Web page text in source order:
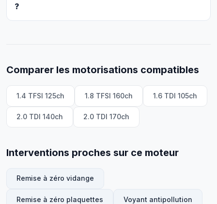
?
Comparer les motorisations compatibles
1.4 TFSI 125ch 1.8 TFSI 160ch 1.6 TDI 105ch
2.0 TDI 140ch 2.0 TDI 170ch
Interventions proches sur ce moteur
Remise à zéro vidange
Remise à zéro plaquettes Voyant antipollution